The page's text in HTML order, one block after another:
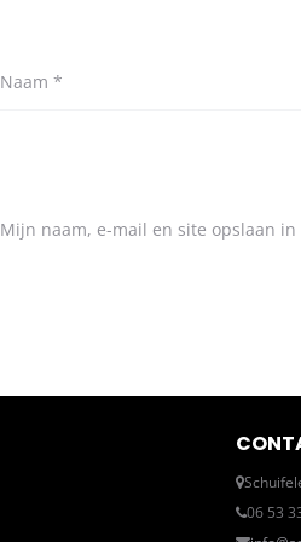
Naam *
Mijn naam, e-mail en site opslaan
06 53